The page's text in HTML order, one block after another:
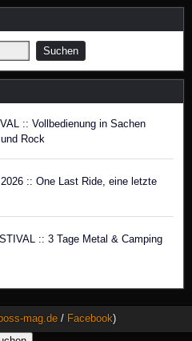
:: Vollbedienung in Sachen
Rock
:: One Last Ride, eine letzte
:: 3 Tage Metal & Camping
mag.de / Facebook)